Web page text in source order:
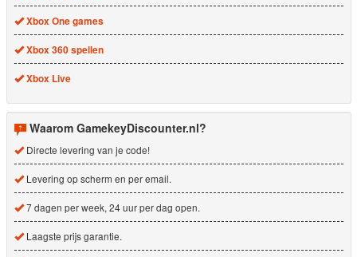
Xbox One games
Xbox 360 spellen
Xbox Live
Waarom GamekeyDiscounter.nl?
Directe levering van je code!
Levering op scherm en per email.
7 dagen per week, 24 uur per dag open.
Laagste prijs garantie.